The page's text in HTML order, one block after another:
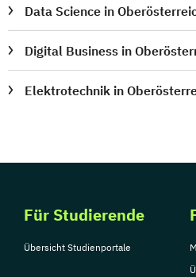
Bildungsberatung und
Robotics (DE/EN)
Software Engineering
Sportmanagement
Tourismusmanagement
Data Science in
Digital Business in
Elektrotechnik in
Für Studierende
Übersicht Studienportale